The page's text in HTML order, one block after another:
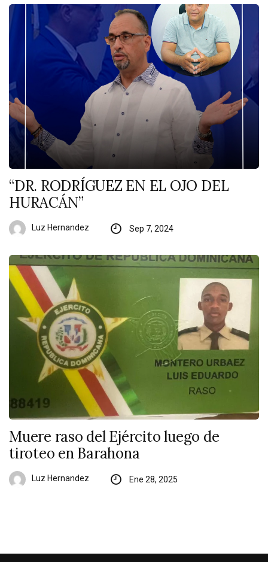
“DR. RODRÍGUEZ EN EL OJO DEL
HURACÁN”
Luz Hernandez Sep 7, 2024
Muere raso del Ejército luego de
tiroteo en Barahona
Luz Hernandez Ene 28, 2025